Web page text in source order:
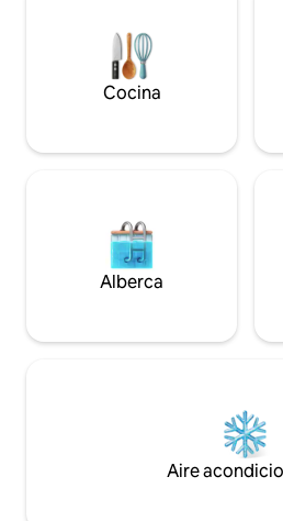
pequeño cerca de los lugares de
de KC: Sporting KC, Anfiteatro
Bodega Stone Pillar, The Barn en Kill
Creek, Panasonic. Escalones en ambas
Cocina
Alberca
Aire